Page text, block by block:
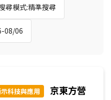
尋模式:精準搜尋
08/06
科技與應用
京東方營